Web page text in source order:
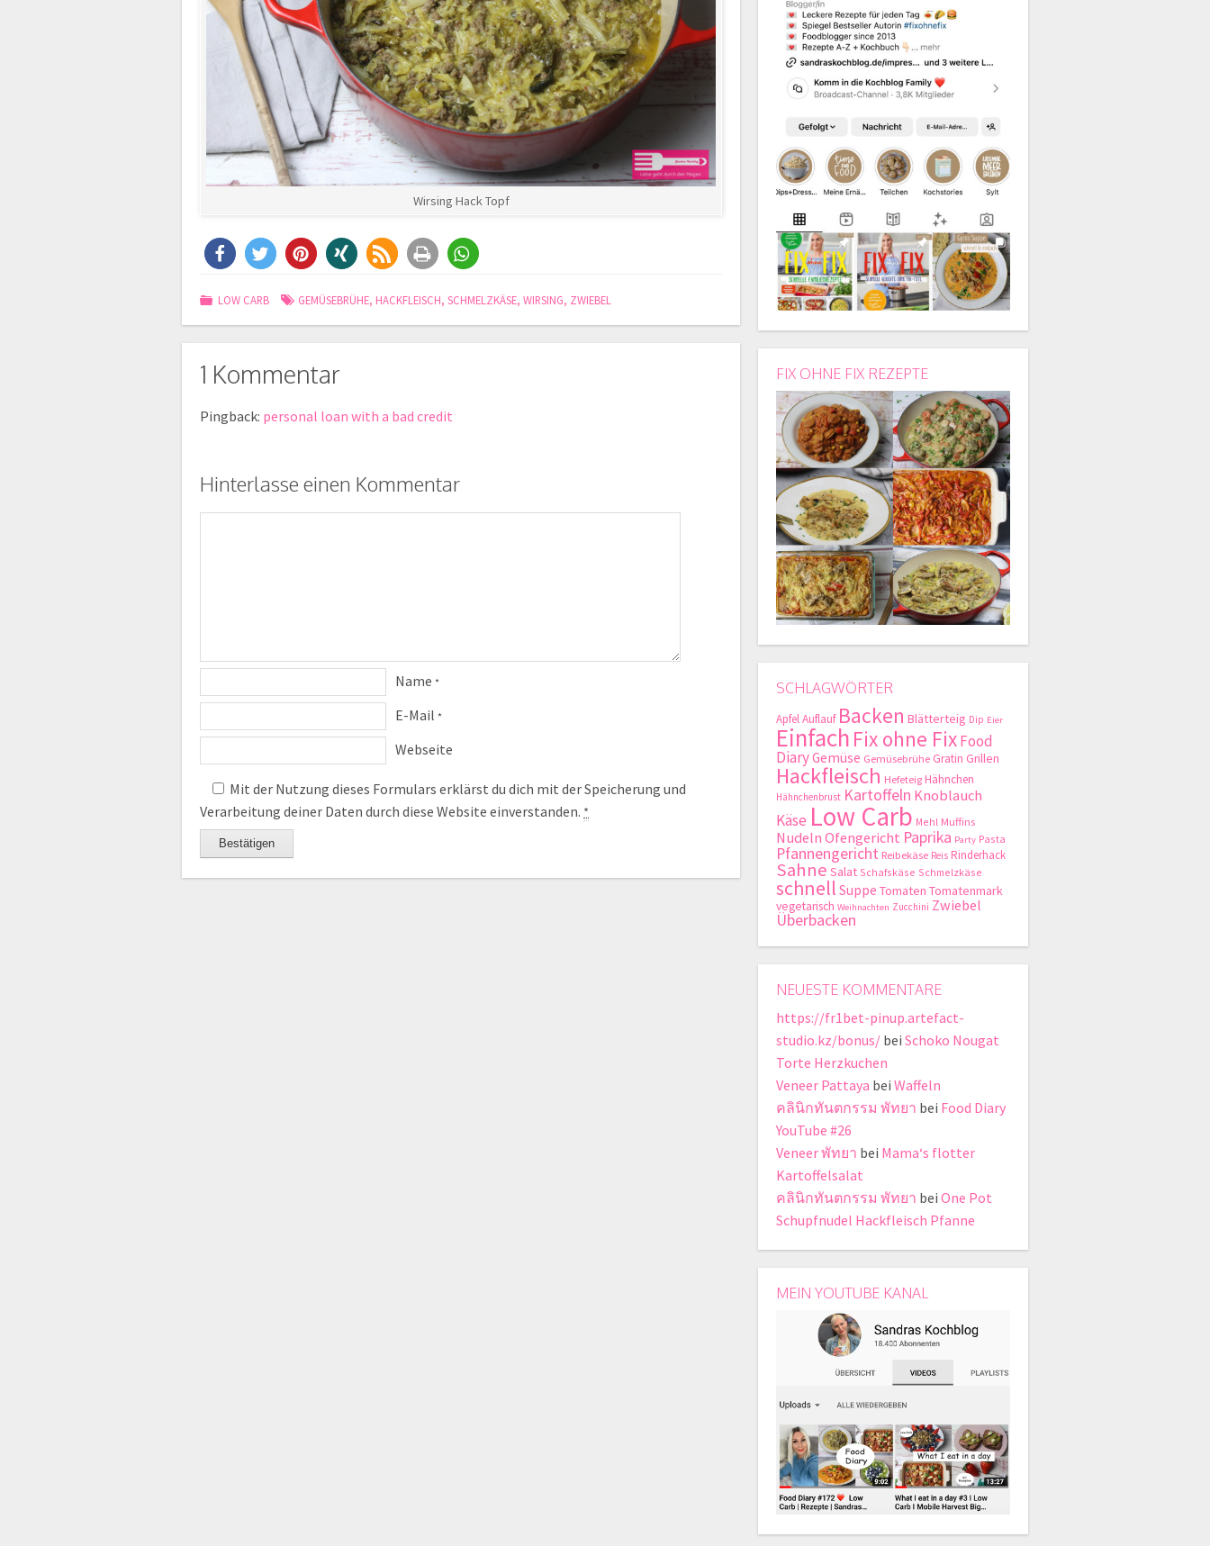
Wirsing Hack Topf
LOW CARB GEMÜSEBRÜHE, HACKFLEISCH,SCHMELZKÄSE,WIRSING, ZWIEBEL
1 Kommentar
Pingback: personal loan with a bad credit
Hinterlasse einen Kommentar
Name *
E-Mail *
Webseite
Mit der Nutzung dieses Formulars erklärst du dich mit der Speicherung und
Verarbeitung deiner Daten durch diese Website einverstanden. *
FIX OHNE FIX REZEPTE
SCHLAGWÖRTER
ApfelAuflauf Backen Blätterteig Dip Eier
Einfach Fix ohne FixFood
DiaryGemüse Gemüsebrühe Gratin Grillen
Hackfleisch Hefeteig Hähnchen
Hähnchenbrust Kartoffeln Knoblauch
Käse Low Carb Mehl Muffins
NudelnOfengericht Paprika Party Pasta
Pfannengericht Reibekäse Reis Rinderhack
Sahne Salat Schafskäse Schmelzkäse
schnell Suppe Tomaten Tomatenmark
vegetarisch Weihnachten Zucchini Zwiebel
Überbacken
NEUESTE KOMMENTARE
https://fr1bet-pinup.artefact-
studio.kz/bonus/ bei Schoko Nougat
Torte Herzkuchen
Veneer Pattaya bei Waffeln
คลินิกทันตกรรม พัทยา bei Food Diary
YouTube #26
Veneer พัทยา bei Mama‘s flotter
Kartoffelsalat
คลินิกทันตกรรม พัทยา bei One Pot
Schupfnudel Hackfleisch Pfanne
MEIN YOUTUBE KANAL